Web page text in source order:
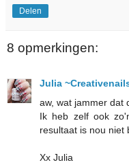
Delen
8 opmerkingen:
Julia
aw, wat jammer dat
Ik heb zelf ook
resultaat is nou niet
Xx Julia